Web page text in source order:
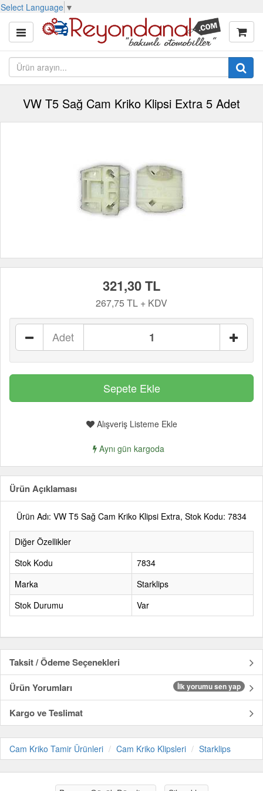
Select Language ▼
VW T5 Sağ Cam Kriko Klipsi Extra 5 Adet
321,30 TL
267,75 TL + KDV
Adet
Alışveriş Listeme Ekle
Aynı gün kargoda
Ürün Açıklaması
Ürün Adı: VW T5 Sağ Cam Kriko Klipsi Extra, Stok Kodu: 7834
Diğer Özellikler
Stok Kodu
7834
Marka
Starklips
Stok Durumu
Var
Taksit / Ödeme Seçenekleri
Ürün Yorumları
İlk yorumu sen yap
Kargo ve Teslimat
Cam Kriko Tamir Ürünleri Cam Kriko Klipsleri Starklips